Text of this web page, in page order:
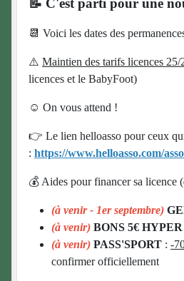
📆 Voici les dates des
⚠️ Maintien des tarifs licences
licences et le BabyFoot)
☺️ On vous attend !
👉 Le lien helloasso pour ceux
: https://www.helloasso.com/
💰 Aides pour financer sa licence
(à venir - 1er septembre)
(à venir) BONS 5€
(à venir) PASS'SPORT : -
confirmer officiellement